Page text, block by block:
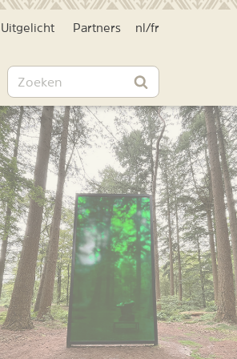
Uitgelicht Partners nl /fr
Zoeken
Zoeken